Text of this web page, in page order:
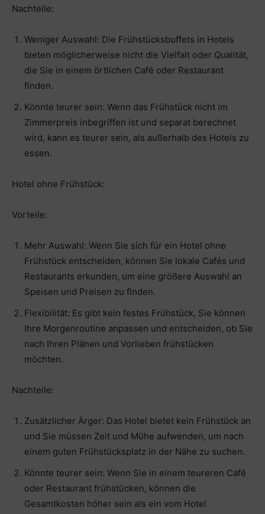
Nachteile:
Weniger Auswahl: Die Frühstücksbuffets in Hotels
bieten möglicherweise nicht die Vielfalt oder Qualität,
die Sie in einem örtlichen Café oder Restaurant
finden.
Könnte teurer sein: Wenn das Frühstück nicht im
Zimmerpreis inbegriffen ist und separat berechnet
wird, kann es teurer sein, als außerhalb des Hotels zu
essen.
Hotel ohne Frühstück:
Vorteile:
Mehr Auswahl: Wenn Sie sich für ein Hotel ohne
Frühstück entscheiden, können Sie lokale Cafés und
Restaurants erkunden, um eine größere Auswahl an
Speisen und Preisen zu finden.
Flexibilität: Es gibt kein festes Frühstück, Sie können
Ihre Morgenroutine anpassen und entscheiden, ob Sie
nach Ihren Plänen und Vorlieben frühstücken
möchten.
Nachteile:
Zusätzlicher Ärger: Das Hotel bietet kein Frühstück an
und Sie müssen Zeit und Mühe aufwenden, um nach
einem guten Frühstücksplatz in der Nähe zu suchen.
Könnte teurer sein: Wenn Sie in einem teureren Café
oder Restaurant frühstücken, können die
Gesamtkosten höher sein als ein vom Hotel